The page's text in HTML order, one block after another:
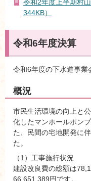
令和2年度上半期村
344KB）
令和6年度決算
令和6年度の下水道事業
概況
市民生活環境の向上と
化したマンホールポン
た、民間の宅地開発に
た。
（1）工事施行状況
建設改良費の総額は
66,651,389円です。